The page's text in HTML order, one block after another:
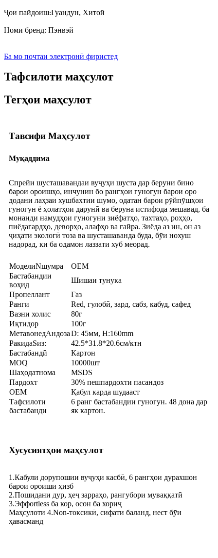
Ҷои пайдоиш:Гуандун, Хитой
Номи бренд: Пэнвэй
Ба мо почтаи электронӣ фиристед
Тафсилоти маҳсулот
Тегҳои маҳсулот
Тавсифи Маҳсулот
Муқаддима
Спрейи шусташавандаи вуҷуҳи шуста дар беруни бино
барои ороишҳо, инчунин бо рангҳои гуногун барои оро
додани лаҳзаи хушбахтии шумо, одатан барои рӯйпӯшҳои
гуногун ё ҳолатҳои дарунӣ ва беруна истифода мешавад, ба
монанди намудҳои гуногуни зиёфатҳо, тахтаҳо, роҳҳо,
пиёдагардҳо, деворҳо, алафҳо ва ғайра. Зиёда аз ин, он аз
ҷиҳати экологӣ тоза ва шусташаванда буда, бӯи нохуш
надорад, ки ба одамон лаззати хуб меорад.
МоделиNшумра
OEM
Бастабандии
воҳид
Шишаи тунука
Пропеллант
Газ
Ранги
Red, гулобӣ, зард, сабз, кабуд, сафед
Вазни холис
80г
Иқтидор
100г
МетавонедАндозаD: 45мм, H:160mm
PакидаSиз: 42.5*31.8*20.6см/ктн
Бастабандӣ
Картон
MOQ
10000шт
Шаҳодатнома
MSDS
Пардохт
30% пешпардохти пасандоз
OEM
Қабул карда шудааст
Тафсилоти
бастабандӣ
6 ранг бастабандии гуногун. 48 дона дар
як картон.
Хусусиятҳои маҳсулот
1.Кабули дорупошии вуҷуҳи касбӣ, 6 рангҳои дурахшон
барои ороиши ҳизб
2.Пошидани дур, ҳеҷ зарраҳо, рангубори муваққатӣ
3.Эффortless ба кор, осон ба хориҷ
Маҳсулоти 4.Non-токсикӣ, сифати баланд, нест бӯи
ҳавасманд